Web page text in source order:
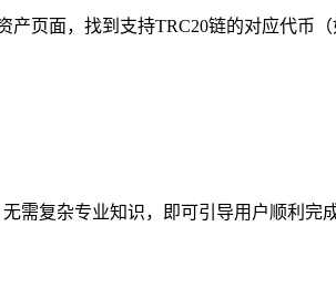
页面，找到支持TRC20链的对应代币（
需复杂专业知识，即可引导用户顺利完